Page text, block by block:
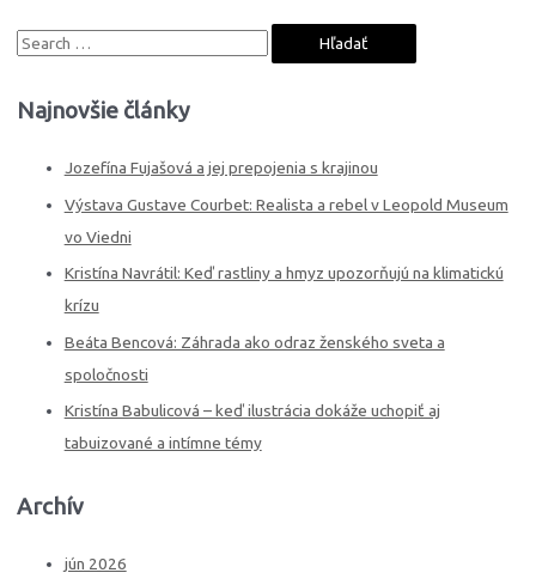
S
aNajnovšie články
Jozefína Fujašová a jej prepojenia s krajinou
Výstava Gustave Courbet: Realista a rebel v Leopold Museum
vo Viedni
Kristína Navrátil: Keď rastliny a hmyz upozorňujú na klimatickú
krízu
Beáta Bencová: Záhrada ako odraz ženského sveta a
spoločnosti
Kristína Babulicová – keď ilustrácia dokáže uchopiť aj
tabuizované a intímne témy
Archív
jún 2026